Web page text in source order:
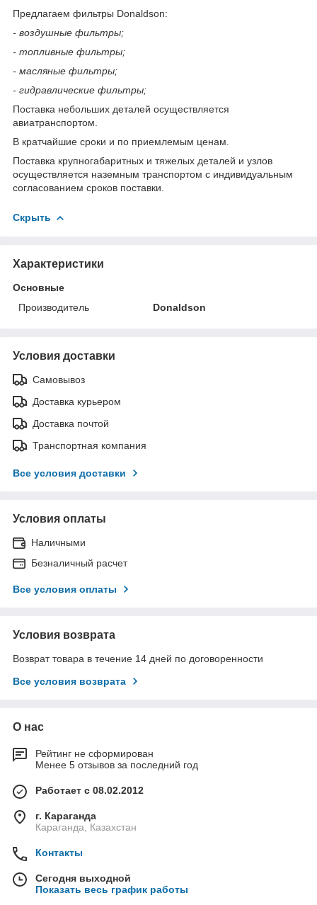
Предлагаем фильтры Donaldson:
- воздушные фильтры;
- топливные фильтры;
- масляные фильтры;
- гидравлические фильтры;
Поставка небольших деталей осуществляется
авиатранспортом.
В кратчайшие сроки и по приемлемым ценам.
Поставка крупногабаритных и тяжелых деталей и узлов
осуществляется наземным транспортом с индивидуальным
согласованием сроков поставки.
Скрыть
Характеристики
Основные
Производитель
Donaldson
Условия доставки
Самовывоз
Доставка курьером
Доставка почтой
Транспортная компания
Все условия доставки
Условия оплаты
Наличными
Безналичный расчет
Все условия оплаты
Условия возврата
Возврат товара в течение 14 дней по договоренности
Все условия возврата
О нас
Рейтинг не сформирован
Менее 5 отзывов за последний год
Работает с 08.02.2012
г. Караганда
Караганда, Казахстан
Контакты
Сегодня выходной
Показать весь график работы